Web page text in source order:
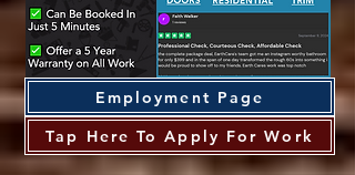
Employment Page
Tap Here To Apply For Work